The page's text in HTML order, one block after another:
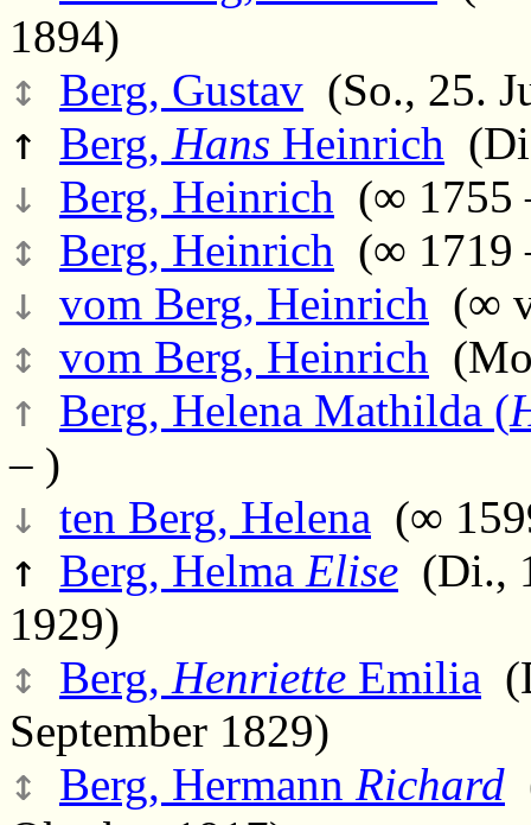
1894)
↕ Berg, Gustav (So., 25.
↑ Berg, Hans Heinrich
↓ Berg, Heinrich (∞ 1755
↕ Berg, Heinrich (∞ 1719
↓ vom Berg, Heinrich (∞
↕ vom Berg, Heinrich
↑ Berg, Helena Mathilda (
– )
↓ ten Berg, Helena (∞
↑ Berg, Helma Elise (Di.,
1929)
↕ Berg, Henriette Emilia
September 1829)
↕ Berg, Hermann Richard